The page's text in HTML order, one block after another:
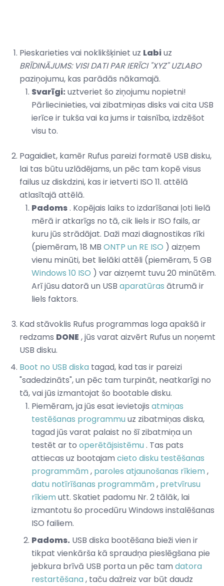
Pieskarieties vai noklikšķiniet uz Labiuz
BRĪDINĀJUMS: VISI DATI PAR IERĪCI "XYZ" UZLABO
paziņojumu, kas parādās nākamajā.
Svarīgi: uztveriet šo ziņojumu nopietni!
Pārliecinieties, vai zibatmiņas disks vai cita USB
ierīce ir tukša vai ka jums ir taisnība, izdzēšot
visu to.
Pagaidiet, kamēr Rufus pareizi formatē USB disku,
lai tas būtu uzlādējams, un pēc tam kopē visus
failus uz diskdzini, kas ir ietverti ISO 11. attēlā
atlasītajā attēlā.
Padoms. Kopējais laiks to izdarīšanai ļoti lielā
mērā ir atkarīgs no tā, cik liels ir ISO fails, ar
kuru jūs strādājat. Daži mazi diagnostikas rīki
(piemēram, 18 MB ONTP un RE ISO ) aizņem
vienu minūti, bet lielāki attēli (piemēram, 5 GB
Windows 10 ISO ) var aizņemt tuvu 20 minūtēm.
Arī jūsu datorā un USB aparatūras ātrumā ir
liels faktors.
Kad stāvoklis Rufus programmas loga apakšā ir
redzams DONE , jūs varat aizvērt Rufus un noņemt
USB disku.
Boot no USB diska tagad, kad tas ir pareizi
"sadedzināts", un pēc tam turpināt, neatkarīgi no
tā, vai jūs izmantojat šo bootable disku.
Piemēram, ja jūs esat ievietojis atmiņas
testēšanas programmuuz zibatmiņas diska,
tagad jūs varat palaist no šī zibatmiņa un
testēt ar to operētājsistēmu. Tas pats
attiecas uz bootajam cieto disku testēšanas
programmām, paroles atjaunošanas rīkiem,
datu notīrīšanas programmām, pretvīrusu
rīkiemutt. Skatiet padomu Nr. 2 tālāk, lai
izmantotu šo procedūru Windows instalēšanas
ISO failiem.
Padoms. USB diska bootēšana bieži vien ir
tikpat vienkārša kā spraudņa pieslēgšana pie
jebkura brīvā USB porta un pēc tam datora
restartēšana, taču dažreiz var būt daudz